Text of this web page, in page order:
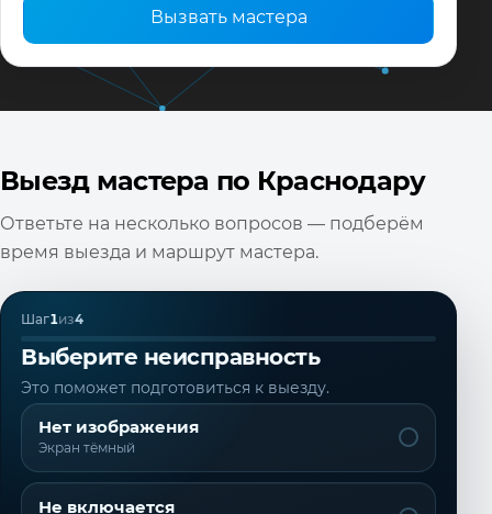
детали и подскажет дальнейшие действия.
Вызвать мастера
Выезд мастера по Краснодару
Ответьте на несколько вопросов — подберём
Шаг 1из4
Выберите неисправность
Это поможет подготовиться к выезду.
Нет изображения
Экран тёмный